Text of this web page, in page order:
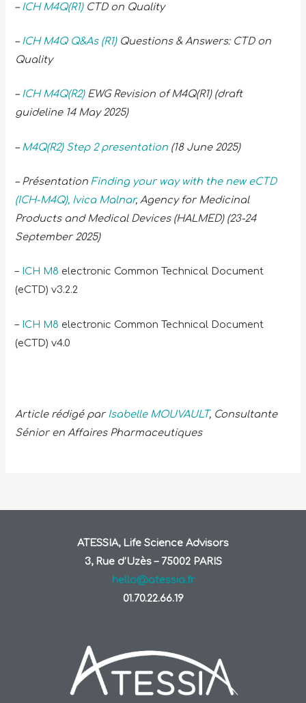
–ICH M4Q(R1)CTD on Quality
–ICH M4Q Q&As (R1)Questions & Answers: CTD on
Quality
–ICH M4Q(R2)EWG Revision of M4Q(R1) (draft
guideline 14 May 2025)
–M4Q(R2) Step 2 presentation (18 June 2025)
– Présentation Finding your way with the new eCTD
(ICH-M4Q), Ivica Malnar, Agency for Medicinal
Products and Medical Devices (HALMED) (23-24
September 2025)
– ICH M8 electronic Common Technical Document
(eCTD) v3.2.2
– ICH M8 electronic Common Technical Document
(eCTD) v4.0
Article rédigé par Isabelle MOUVAULT, Consultante
Sénior en Affaires Pharmaceutiques
ATESSIA, Life Science Advisors
3, Rue d’Uzès – 75002 PARIS
hello@atessia.fr
01.70.22.66.19